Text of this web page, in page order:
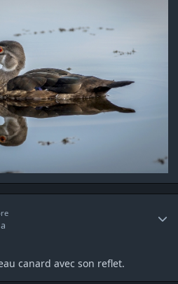
canard avec son reflet.